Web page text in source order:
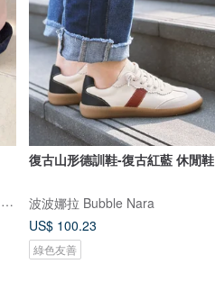
THREE SQUARE 三方字 減塑牙刷 氣墊拖鞋
復古山形德訓鞋-復古紅藍 休閒鞋
波波娜拉 Bubble Nara
US$ 100.23
綠色友善